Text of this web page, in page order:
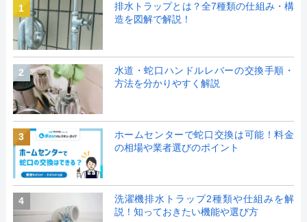
1
排水トラップとは？全7種類の仕組み・構
造を図解で解説！
2
水道・蛇口ハンドルレバーの交換手順・
方法を分かりやすく解説
3
ホームセンターで蛇口交換は可能！料金
の相場や業者選びのポイント
4
洗濯機排水トラップ2種類や仕組みを解
説！知っておきたい機能や選び方